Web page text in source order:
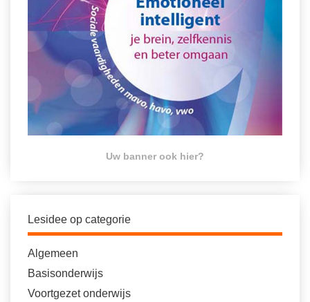
Uw banner ook hier?
Lesidee op categorie
Algemeen
Basisonderwijs
Voortgezet onderwijs